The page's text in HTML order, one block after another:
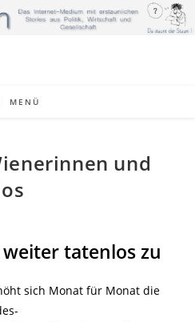
MENÜ
und
tatenlos zu
sich Monat für Monat die